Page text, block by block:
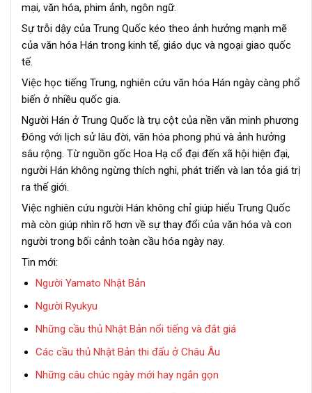
mại, văn hóa, phim ảnh, ngôn ngữ.
Sự trỗi dậy của Trung Quốc kéo theo ảnh hưởng mạnh mẽ
của văn hóa Hán trong kinh tế, giáo dục và ngoại giao quốc
tế.
Việc học tiếng Trung, nghiên cứu văn hóa Hán ngày càng phổ
biến ở nhiều quốc gia.
Người Hán ở Trung Quốc là trụ cột của nền văn minh phương
Đông với lịch sử lâu đời, văn hóa phong phú và ảnh hưởng
sâu rộng. Từ nguồn gốc Hoa Hạ cổ đại đến xã hội hiện đại,
người Hán không ngừng thích nghi, phát triển và lan tỏa giá trị
ra thế giới.
Việc nghiên cứu người Hán không chỉ giúp hiểu Trung Quốc
mà còn giúp nhìn rõ hơn về sự thay đổi của văn hóa và con
người trong bối cảnh toàn cầu hóa ngày nay.
Tin mới:
Người Yamato Nhật Bản
Người Ryukyu
Những cầu thủ Nhật Bản nổi tiếng và đắt giá
Các cầu thủ Nhật Bản thi đấu ở Châu Âu
Những câu chúc ngày mới hay ngắn gọn